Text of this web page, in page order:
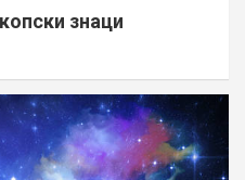
знаци